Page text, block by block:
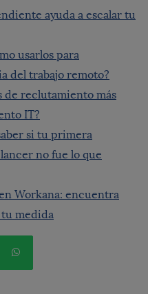
ayuda a escalar tu
usarlos para
del trabajo remoto?
de reclutamiento más
IT?
si tu primera
no fue lo que
Workana: encuentra
tu medida